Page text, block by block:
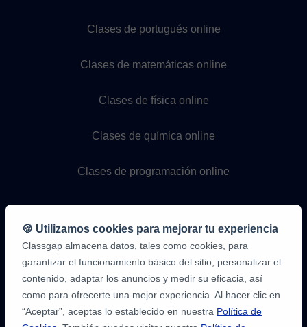
Clases de portugués online
Clases de matemáticas online
Clases de física online
Clases de química online
Clases de programación online
9,6/10
1.339.284
opiniones
🍪 Utilizamos cookies para mejorar tu experiencia
Classgap almacena datos, tales como cookies, para
garantizar el funcionamiento básico del sitio, personalizar el
contenido, adaptar los anuncios y medir su eficacia, así
como para ofrecerte una mejor experiencia. Al hacer clic en
“Aceptar”, aceptas lo establecido en nuestra Política de